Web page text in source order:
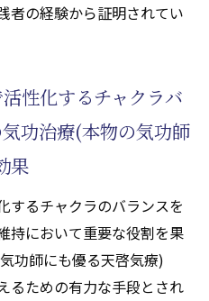
者の経験から証明されてい
性化するチャクラバ
功治療(本物の気功師
果
するチャクラのバランスを
持において重要な役割を果
功師にも優る天啓気療)
るための有力な手段とされ